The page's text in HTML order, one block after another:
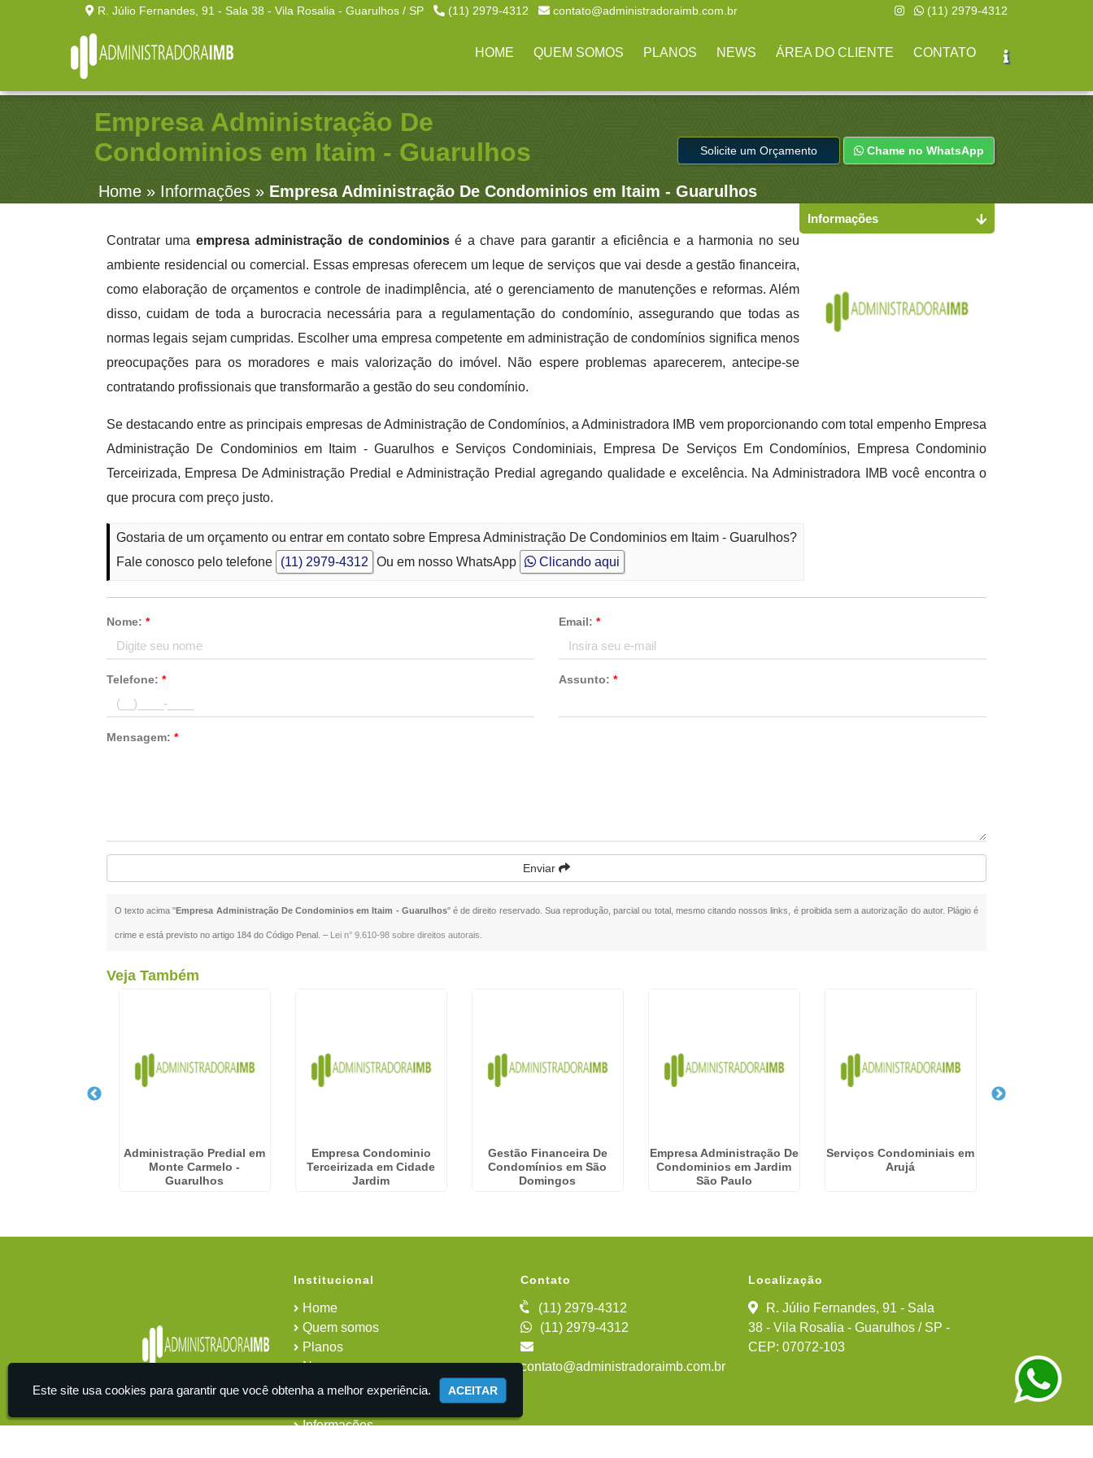
R. Júlio Fernandes, 91 - Sala 38 - Vila Rosalia - Guarulhos / SP (11) 2979-4312 contato@administradoraimb.com.br (11) 2979-4312
HOME QUEM SOMOS PLANOS NEWS ÁREA DO CLIENTE CONTATO
Empresa Administração De
Condominios em Itaim - Guarulhos
Home» Informações » Empresa Administração De Condominios em Itaim - Guarulhos
Solicite um Orçamento Chame no WhatsApp
Contratar uma empresa administração de condominiosé a chave para garantir a eficiência e a harmonia no seu
ambiente residencial ou comercial. Essas empresas oferecem um leque de serviços que vai desde a gestão financeira,
como elaboração de orçamentos e controle de inadimplência, até o gerenciamento de manutenções e reformas. Além
disso, cuidam de toda a burocracia necessária para a regulamentação do condomínio, assegurando que todas as
normas legais sejam cumpridas. Escolher uma empresa competente em administração de condomínios significa menos
preocupações para os moradores e mais valorização do imóvel. Não espere problemas aparecerem, antecipe-se
contratando profissionais que transformarão a gestão do seu condomínio.
Se destacando entre as principais empresas de Administração de Condomínios, a Administradora IMB vem proporcionando com total empenho Empresa
Administração De Condominios em Itaim - Guarulhos e Serviços Condominiais, Empresa De Serviços Em Condomínios, Empresa Condominio
Terceirizada, Empresa De Administração Predial e Administração Predial agregando qualidade e excelência. Na Administradora IMB você encontra o
que procura com preço justo.
Gostaria de um orçamento ou entrar em contato sobre Empresa Administração De Condominios em Itaim - Guarulhos?
Fale conosco pelo telefone
(11) 2979-4312 Ou em nosso WhatsApp Clicando aqui
Nome: * Email: *
Telefone: * Assunto: *
Mensagem: *
Enviar
O texto acima "Empresa Administração De Condominios em Itaim - Guarulhos" é de direito reservado. Sua reprodução, parcial ou total, mesmo citando nossos links, é proibida sem a autorização do autor. Plágio é
crime e está previsto no artigo 184 do Código Penal. – Lei n° 9.610-98 sobre direitos autorais
Informações
Veja Também
Administração Predial em
Monte Carmelo -
Guarulhos
Empresa Condominio
Terceirizada em Cidade
Jardim
Gestão Financeira De
Condomínios em São
Domingos
Empresa Administração De
Condominios em Jardim
São Paulo
Serviços Condominiais em
Arujá
Institucional
Home
Quem somos
Planos
News
Área do cliente
Informações
Contato
(11) 2979-4312
(11) 2979-4312
contato@administradoraimb.com.br
Localização
R. Júlio Fernandes, 91 - Sala
38 - Vila Rosalia - Guarulhos / SP -
CEP: 07072-103
Este site usa cookies para garantir que você obtenha a melhor experiência. ACEITAR